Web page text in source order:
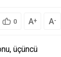
0 A+ A-
üçüncü